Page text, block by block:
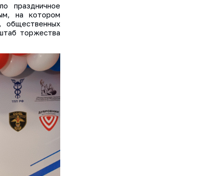
праздничное
на котором
общественных
торжества